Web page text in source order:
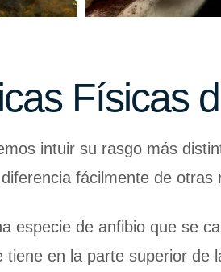
Físicas
intuir su rasgo más
fácilmente de otras
especie de anfibio que se
tiene en la parte superior